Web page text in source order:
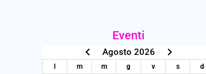
Eventi
keyboard_arrow_left
Agosto 2026 keyboard_arrow_right
m m g v s d